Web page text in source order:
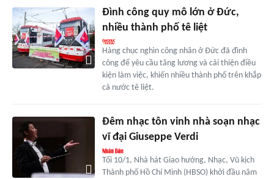
Đình công quy mô lớn ở Đức,
nhiều thành phố tê liệt
Hàng chục nghìn công nhân ở Đức đã đình
công để yêu cầu tăng lương và cải thiện điều
kiện làm việc, khiến nhiều thành phố trên khắp
cả nước tê liệt.
Đêm nhạc tôn vinh nhà soạn nhạc
vĩ đại Giuseppe Verdi
Tối 10/1, Nhà hát Giao hưởng, Nhạc, Vũ kịch
Thành phố Hồ Chí Minh (HBSO) khởi đầu năm